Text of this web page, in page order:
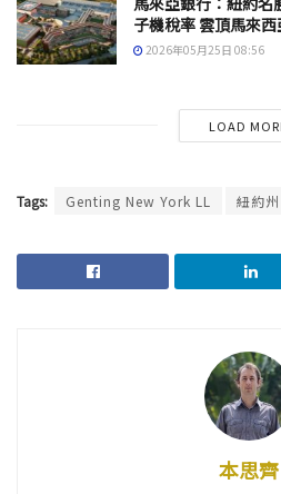
子機稅率 雲頂馬來
2026年05月25日 08:56
LOAD
Tags: Genting New York LL 紐約州
本思齊